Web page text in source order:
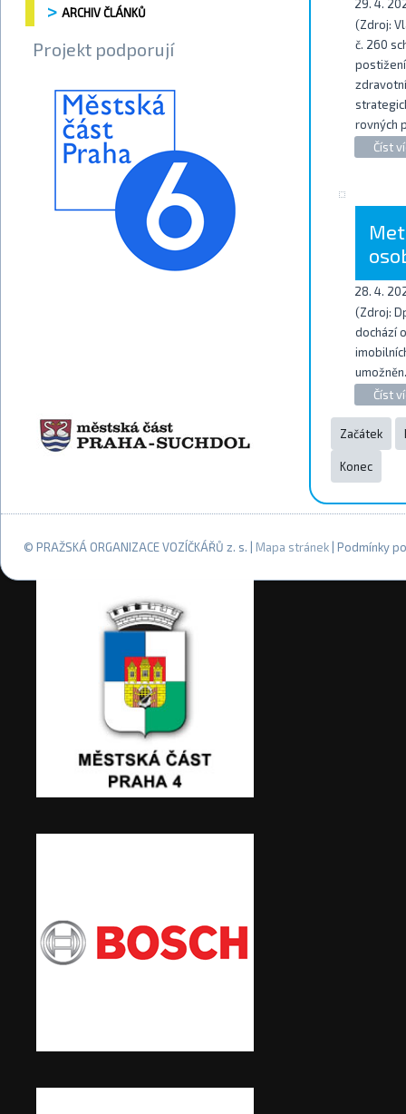
ARCHIV ČLÁNKŮ
Projekt podporují
29. 4.
(Zdroj:
č. 260
rovných
Číst
28. 4.
(Zdroj:
dochází
umožněn.
Číst
Začátek
Konec
© PRAŽSKÁ ORGANIZACE VOZÍČKÁŘŮ z. s. | Mapa stránek | Podmínky